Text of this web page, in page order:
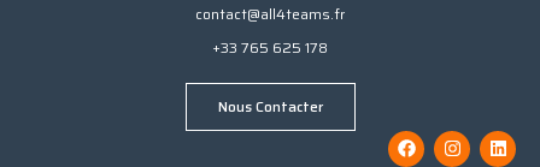
contact@all4teams.fr
+33 765 625 178
Nous Contacter